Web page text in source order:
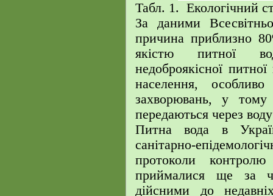
Табл. 1. Екологічний
За даними
причина приблизно
якістю питної
недоброякісної
населення,
захворювань, у
передаються через
Питна вода в
санітарно-
протоколи
приймалися ще за
дійсними до